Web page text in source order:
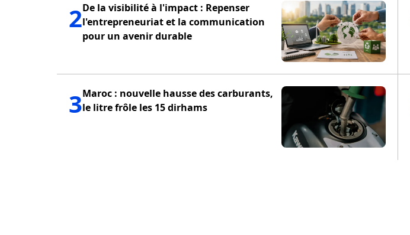
2De la visibilité à l'impact : Repenser
l'entrepreneuriat et la communication
pour un avenir durable
3Maroc : nouvelle hausse des carburants,
le litre frôle les 15 dirhams